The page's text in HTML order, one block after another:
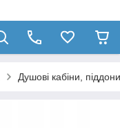
Душові кабіни, піддони